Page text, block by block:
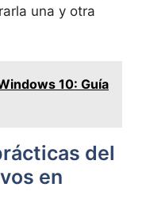
una y otra
10: Guía
del
en